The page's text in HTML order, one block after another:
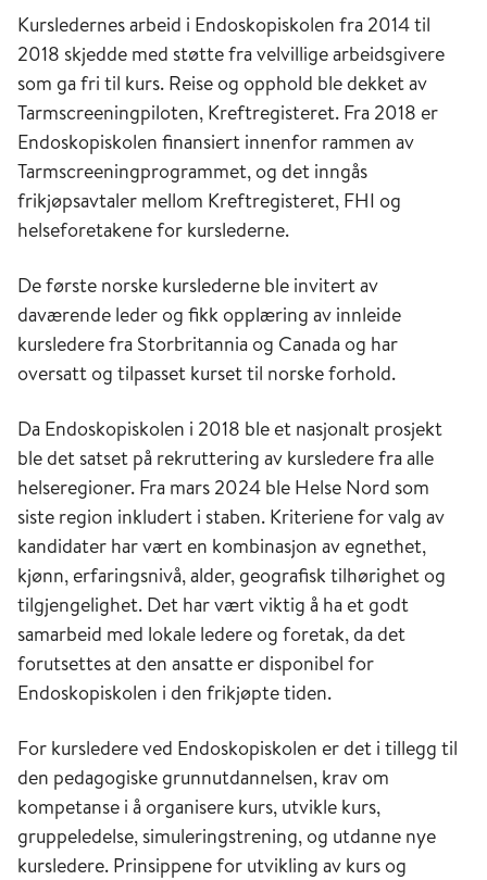
Kursledernes arbeid i Endoskopiskolen fra 2014 til
2018 skjedde med støtte fra velvillige arbeidsgivere
som ga fri til kurs. Reise og opphold ble dekket av
Tarmscreeningpiloten, Kreftregisteret. Fra 2018 er
Endoskopiskolen finansiert innenfor rammen av
Tarmscreeningprogrammet, og det inngås
frikjøpsavtaler mellom Kreftregisteret, FHI og
helseforetakene for kurslederne.
De første norske kurslederne ble invitert av
daværende leder og fikk opplæring av innleide
kursledere fra Storbritannia og Canada og har
oversatt og tilpasset kurset til norske forhold.
Da Endoskopiskolen i 2018 ble et nasjonalt prosjekt
ble det satset på rekruttering av kursledere fra alle
helseregioner. Fra mars 2024 ble Helse Nord som
siste region inkludert i staben. Kriteriene for valg av
kandidater har vært en kombinasjon av egnethet,
kjønn, erfaringsnivå, alder, geografisk tilhørighet og
tilgjengelighet. Det har vært viktig å ha et godt
samarbeid med lokale ledere og foretak, da det
forutsettes at den ansatte er disponibel for
Endoskopiskolen i den frikjøpte tiden.
For kursledere ved Endoskopiskolen er det i tillegg til
den pedagogiske grunnutdannelsen, krav om
kompetanse i å organisere kurs, utvikle kurs,
gruppeledelse, simuleringstrening, og utdanne nye
kursledere. Prinsippene for utvikling av kurs og